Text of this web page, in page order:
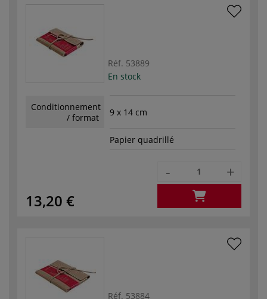
Réf. 53889
En stock
Conditionnement
/ format
9 x 14 cm
Papier quadrillé
13,20 €
- +
Réf. 53884